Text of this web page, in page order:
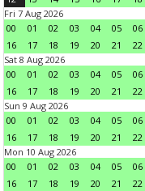
Fri 7 Aug 2026
00
01 02 03 04 05 06
16
17 18 19 20 21 22
Sat 8 Aug 2026
00
01 02 03 04 05 06
16
17 18 19 20 21 22
Sun 9 Aug 2026
00
01 02 03 04 05 06
16
17 18 19 20 21 22
Mon 10 Aug 2026
00
01 02 03 04 05 06
16
17 18 19 20 21 22